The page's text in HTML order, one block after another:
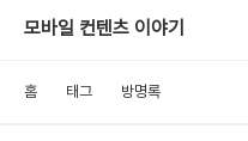
모바일 컨텐츠 이야기
홈 태그 방명록